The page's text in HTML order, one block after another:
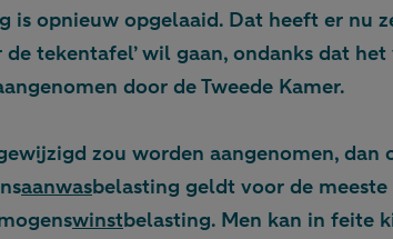
is opnieuw opgelaaid. Dat heeft er nu
de tekentafel’ wil gaan, ondanks dat
door de Tweede Kamer.
zou worden aangenomen, dan
aanwasbelasting geldt voor de
winstbelasting. Men kan in feite